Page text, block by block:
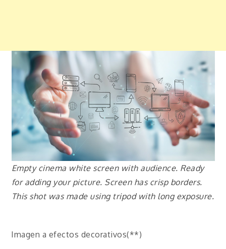
Empty cinema white screen with audience. Ready
for adding your picture. Screen has crisp borders.
This shot was made using tripod with long exposure.
Imagen a efectos decorativos(**)